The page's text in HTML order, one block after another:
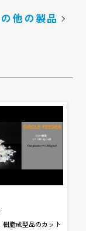
他の製品
樹脂成型品のカット